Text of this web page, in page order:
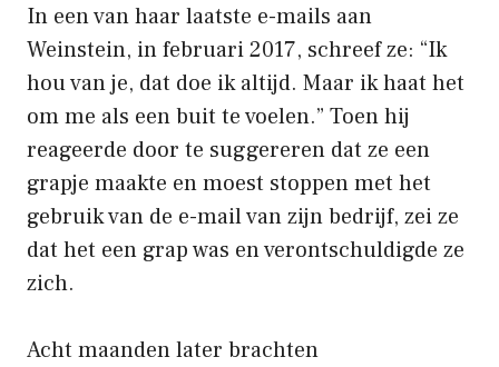
In een van haar laatste e-mails aan
Weinstein, in februari 2017, schreef ze: “Ik
hou van je, dat doe ik altijd. Maar ik haat het
om me als een buit te voelen.” Toen hij
reageerde door te suggereren dat ze een
grapje maakte en moest stoppen met het
gebruik van de e-mail van zijn bedrijf, zei ze
dat het een grap was en verontschuldigde ze
zich.
Acht maanden later brachten